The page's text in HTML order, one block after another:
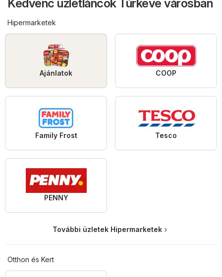
Kedvenc üzletláncok Túrkeve városban
Hipermarketek
Ajánlatok COOP
Family Frost Tesco
PENNY
További üzletek Hipermarketek
Otthon és Kert